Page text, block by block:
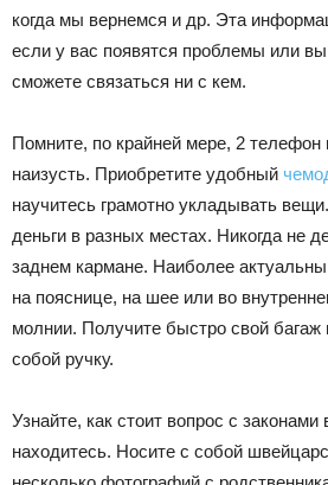
когда мы вернемся и др. Эта
если у вас появятся проблемы или
сможете связаться ни с кем.
Помните, по крайней мере, 2
наизусть. Приобретите удобный
научитесь грамотно укладывать
деньги в разных местах. Никогда не
заднем кармане. Наиболее
на пояснице, на шее или во
молнии. Получите быстро свой багаж
собой ручку.
Узнайте, как стоит вопрос с законами
находитесь. Носите с собой